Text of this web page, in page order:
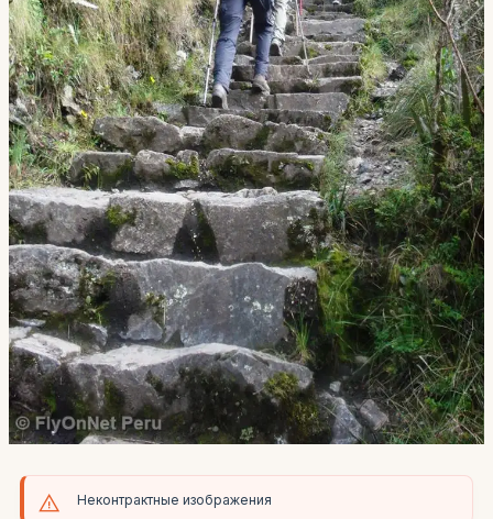
Неконтрактные изображения